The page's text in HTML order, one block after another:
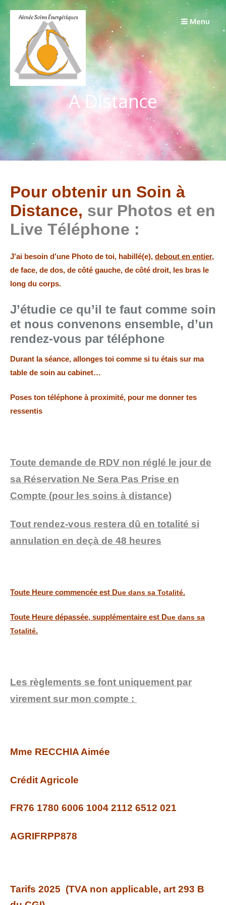
Passer
Menu
A Distance
Pour obtenir un Soin à
Distance, sur Photos et en
Live Téléphone :
J’ai besoin d’une Photo de toi, habillé(e), debout en entier,
de face, de dos, de côté gauche, de côté droit, les bras le
long du corps.
J’étudie ce qu’il te faut comme soin
et nous convenons ensemble, d’un
rendez-vous par téléphone
Durant la séance, allonges toi comme si tu étais sur ma
table de soin au cabinet…
Poses ton téléphone à proximité, pour me donner tes
ressentis
Toute demande de RDV non réglé le jour de
sa Réservation Ne Sera Pas Prise en
Compte (pour les soins à distance)
Tout rendez-vous restera dû en totalité si
annulation en deçà de 48 heures
Toute Heure commencée est Due dans sa Totalité.
Toute Heure dépassée, supplémentaire est Due dans sa
Totalité.
Les règlements se font uniquement par
virement sur mon compte :
Mme RECCHIA Aimée
Crédit Agricole
FR76 1780 6006 1004 2112 6512 021
AGRIFRPP878
Tarifs 2025 (TVA non applicable, art 293 B